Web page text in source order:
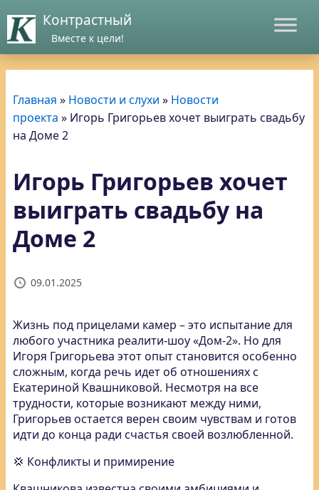
Контрастный
Вместе к цели!
Главная » Новости и слухи » Новости
проекта » Игорь Григорьев хочет выиграть свадьбу
на Доме 2
Игорь Григорьев хочет
выиграть свадьбу на
Доме 2
09.01.2025
Жизнь под прицелами камер – это испытание для
любого участника реалити-шоу «Дом-2». Но для
Игоря Григорьева этот опыт становится особенно
сложным, когда речь идет об отношениях с
Екатериной Квашниковой. Несмотря на все
трудности, которые возникают между ними,
Григорьев остается верен своим чувствам и готов
идти до конца ради счастья своей возлюбленной.
💢 Конфликты и примирение